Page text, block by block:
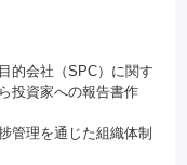
的会社（SPC）に関す
投資家への報告書作
管理を通じた組織体制